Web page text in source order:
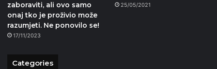
zaboraviti, ali ovo samo
onaj tko je proživio može
razumjeti. Ne ponovilo se!
17/11/2023
25/05/2021
Categories